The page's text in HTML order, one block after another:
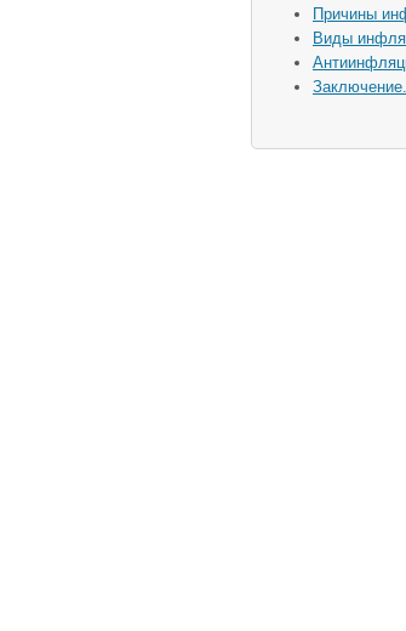
Причины
Виды
Заключение.